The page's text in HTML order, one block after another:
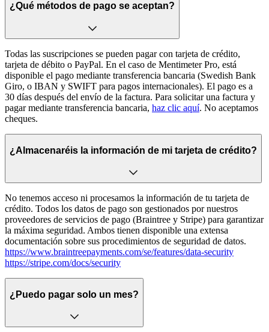
¿Qué métodos de pago se aceptan?
Todas las suscripciones se pueden pagar con tarjeta de crédito,
tarjeta de débito o PayPal. En el caso de Mentimeter Pro, está
disponible el pago mediante transferencia bancaria (Swedish Bank
Giro, o IBAN y SWIFT para pagos internacionales). El pago es a
30 días después del envío de la factura. Para solicitar una factura y
pagar mediante transferencia bancaria, haz clic aquí. No aceptamos
cheques.
¿Almacenaréis la información de mi tarjeta de crédito?
No tenemos acceso ni procesamos la información de tu tarjeta de
crédito. Todos los datos de pago son gestionados por nuestros
proveedores de servicios de pago (Braintree y Stripe) para garantizar
la máxima seguridad. Ambos tienen disponible una extensa
documentación sobre sus procedimientos de seguridad de datos.
https://www.braintreepayments.com/se/features/data-security
https://stripe.com/docs/security
¿Puedo pagar solo un mes?